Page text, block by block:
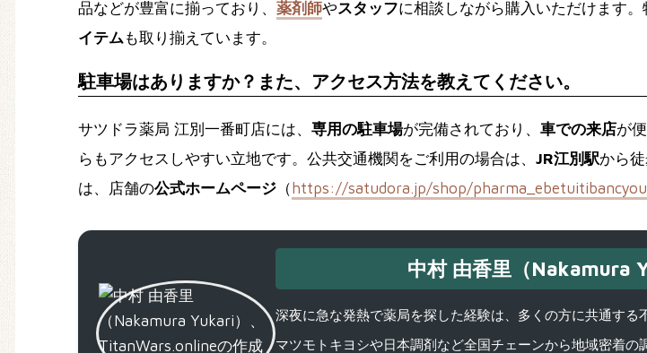
品などが豊富に揃っており、 薬剤師やスタッフに相談しながら購入いただけます
イテム も取り揃えています。
駐車場はありますか？また、アクセス方法を教えてください。
サツドラ薬局 江別一番町店には、 専用の駐車場が完備されており、 車での来店が
らもアクセスしやすい立地です。公共交通機関をご利用の場合は、 JR江別駅から
は、店舗の公式ホームページ （https://satudora.jp/shop/
中村 由香里（Nakamura
深夜に急な発熱で薬局を探した経験は、多くの方に共通す
マツモトキヨシや日本調剤など全国チェーンから地域密着